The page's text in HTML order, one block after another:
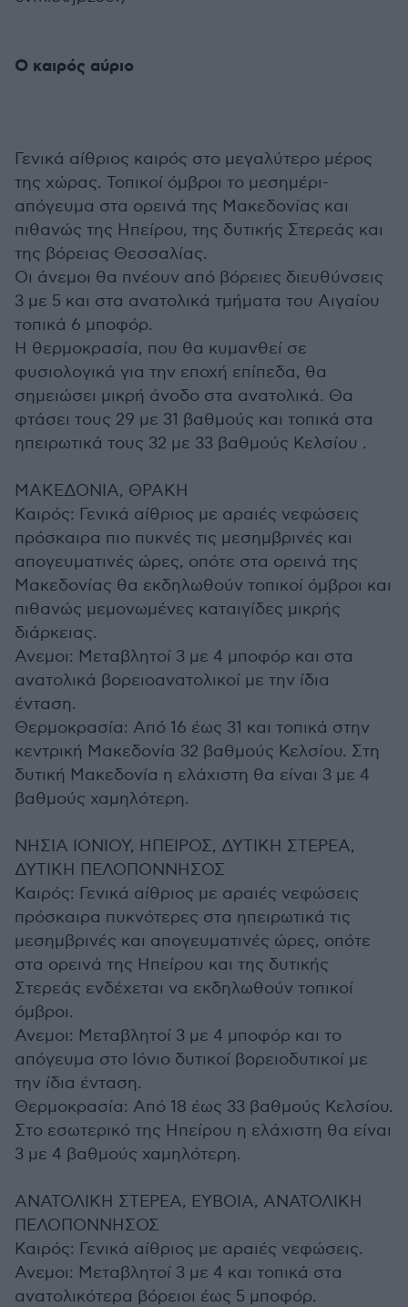
Ο καιρός αύριο
Γενικά αίθριος καιρός στο μεγαλύτερο μέρος
της χώρας. Τοπικοί όμβροι το μεσημέρι-
απόγευμα στα ορεινά της Μακεδονίας και
πιθανώς της Ηπείρου, της δυτικής Στερεάς και
της βόρειας Θεσσαλίας.
Οι άνεμοι θα πνέουν από βόρειες διευθύνσεις
3 με 5 και στα ανατολικά τμήματα του Αιγαίου
τοπικά 6 μποφόρ.
Η θερμοκρασία, που θα κυμανθεί σε
φυσιολογικά για την εποχή επίπεδα, θα
σημειώσει μικρή άνοδο στα ανατολικά. Θα
φτάσει τους 29 με 31 βαθμούς και τοπικά στα
ηπειρωτικά τους 32 με 33 βαθμούς Κελσίου .
ΜΑΚΕΔΟΝΙΑ, ΘΡΑΚΗ
Καιρός: Γενικά αίθριος με αραιές νεφώσεις
πρόσκαιρα πιο πυκνές τις μεσημβρινές και
απογευματινές ώρες, οπότε στα ορεινά της
Μακεδονίας θα εκδηλωθούν τοπικοί όμβροι και
πιθανώς μεμονωμένες καταιγίδες μικρής
διάρκειας.
Ανεμοι: Μεταβλητοί 3 με 4 μποφόρ και στα
ανατολικά βορειοανατολικοί με την ίδια
ένταση.
Θερμοκρασία: Από 16 έως 31 και τοπικά στην
κεντρική Μακεδονία 32 βαθμούς Κελσίου. Στη
δυτική Μακεδονία η ελάχιστη θα είναι 3 με 4
βαθμούς χαμηλότερη.
ΝΗΣΙΑ ΙΟΝΙΟΥ, ΗΠΕΙΡΟΣ, ΔΥΤΙΚΗ ΣΤΕΡΕΑ,
ΔΥΤΙΚΗ ΠΕΛΟΠΟΝΝΗΣΟΣ
Καιρός: Γενικά αίθριος με αραιές νεφώσεις
πρόσκαιρα πυκνότερες στα ηπειρωτικά τις
μεσημβρινές και απογευματινές ώρες, οπότε
στα ορεινά της Ηπείρου και της δυτικής
Στερεάς ενδέχεται να εκδηλωθούν τοπικοί
όμβροι.
Ανεμοι: Μεταβλητοί 3 με 4 μποφόρ και το
απόγευμα στο Ιόνιο δυτικοί βορειοδυτικοί με
την ίδια ένταση.
Θερμοκρασία: Από 18 έως 33 βαθμούς Κελσίου.
Στο εσωτερικό της Ηπείρου η ελάχιστη θα είναι
3 με 4 βαθμούς χαμηλότερη.
ΑΝΑΤΟΛΙΚΗ ΣΤΕΡΕΑ, ΕΥΒΟΙΑ, ΑΝΑΤΟΛΙΚΗ
ΠΕΛΟΠΟΝΝΗΣΟΣ
Καιρός: Γενικά αίθριος με αραιές νεφώσεις.
Ανεμοι: Μεταβλητοί 3 με 4 και τοπικά στα
ανατολικότερα βόρειοι έως 5 μποφόρ.